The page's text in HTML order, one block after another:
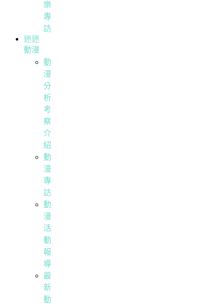
樂
專
訪
迷迷
動漫
動
漫
分
析
考
察
介
紹
動
漫
專
訪
動
漫
活
動
報
導
最
新
動